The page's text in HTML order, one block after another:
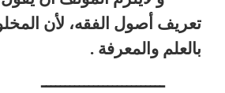
تعريف أصول الفقه، لأن
بالعلم والمعرفة .
ــــــــــــــــــــــــــ